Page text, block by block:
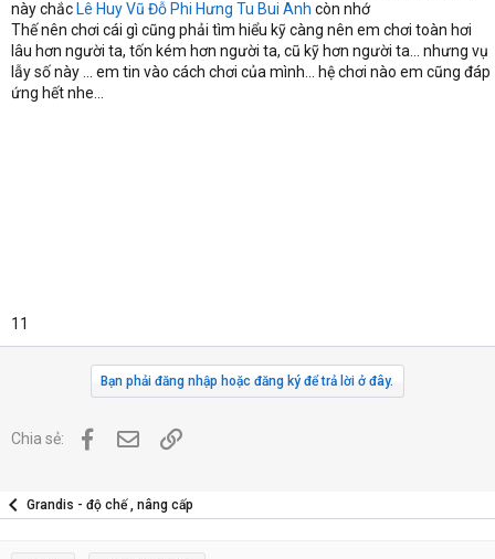
này chắc Lê Huy Vũ Đỗ Phi Hưng Tu Bui Anh còn nhớ
Thế nên chơi cái gì cũng phải tìm hiểu kỹ càng nên em chơi toàn hơi
lâu hơn người ta, tốn kém hơn người ta, cũ kỹ hơn người ta... nhưng vụ
lẫy số này ... em tin vào cách chơi của mình... hệ chơi nào em cũng đáp
ứng hết nhe...
11
Bạn phải đăng nhập hoặc đăng ký để trả lời ở đây.
Chia sẻ: FacebookĐịa chỉ Email
Link
Grandis - độ chế , nâng cấp